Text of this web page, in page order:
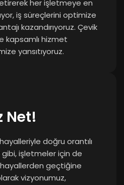
her işletmeye en
iş süreçlerini optimize
kazandırıyoruz. Çevik
kapsamlı hizmet
yansıtıyoruz.
Net!
hayalleriyle doğru orantılı
gibi, işletmeler için de
geçtiğine
vizyonumuz,